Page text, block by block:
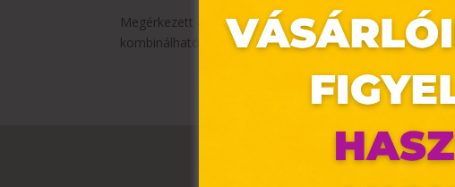
Megérkezett az adidas Nebzed — egy modern, városi
kombinálható, így reggeltől estig lépést tart veled —
Ez az